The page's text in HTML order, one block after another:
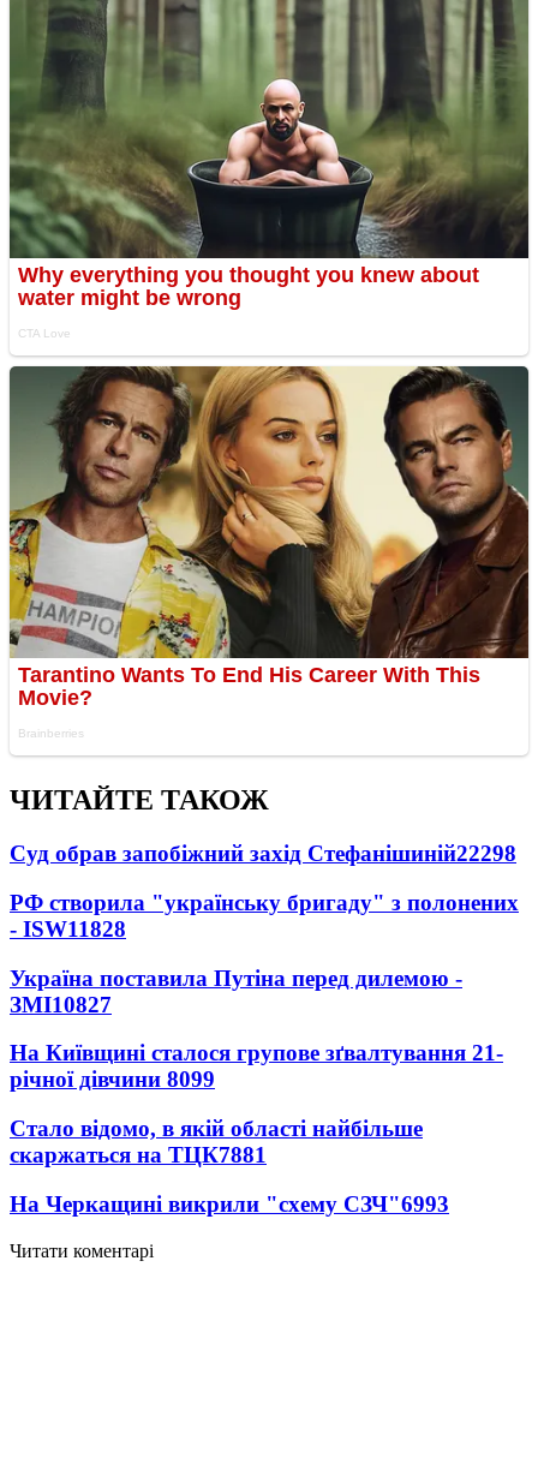
ЧИТАЙТЕ ТАКОЖ
Суд обрав запобіжний захід Стефанішиній22298
РФ створила "українську бригаду" з полонених
- ISW11828
Україна поставила Путіна перед дилемою -
ЗМІ10827
На Київщині сталося групове зґвалтування 21-
річної дівчини 8099
Стало відомо, в якій області найбільше
скаржаться на ТЦК7881
На Черкащині викрили "схему СЗЧ"6993
Читати коментарі